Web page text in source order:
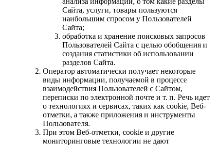
Сайта, услуги, товары пользуются
наибольшим спросом у Пользователей
Сайта;
обработка и хранение поисковых запросов
Пользователей Сайта с целью обобщения и
создания статистики об использовании
разделов Сайта.
Оператор автоматически получает некоторые
виды информации, получаемой в процессе
взаимодействия Пользователей с Сайтом,
переписки по электронной почте и т. п. Речь идет
о технологиях и сервисах, таких как сookie, Веб-
отметки, а также приложения и инструменты
Пользователя.
При этом Веб-отметки, сookie и другие
мониторинговые технологии не дают